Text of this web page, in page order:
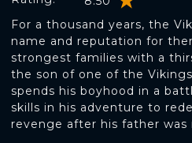
For a thousand years, the
name and reputation for
strongest families with a
the son of one of the
spends his boyhood in a
skills in his adventure to
revenge after his father was